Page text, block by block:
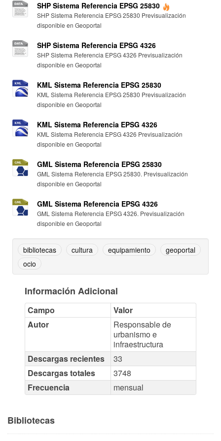
SHP Sistema Referencia EPSG 25830
SHP Sistema Referencia EPSG 25830 Previsualización
disponible en Geoportal
SHP Sistema Referencia EPSG 4326
SHP Sistema Referencia EPSG 4326 Previsualización
disponible en Geoportal
KML Sistema Referencia EPSG 25830
KML Sistema Referencia EPSG 25830 Previsualización
disponible en Geoportal
KML Sistema Referencia EPSG 4326
KML Sistema Referencia EPSG 4326 Previsualización
disponible en Geoportal
GML Sistema Referencia EPSG 25830
GML Sistema Referencia EPSG 25830. Previsualización
disponible en Geoportal
GML Sistema Referencia EPSG 4326
GML Sistema Referencia EPSG 4326. Previsualización
disponible en Geoportal
bibliotecas cultura equipamiento
geoportal
ocio
Información Adicional
Campo
Valor
Autor
Responsable de
urbanismo e
infraestructura
Descargas recientes
33
Descargas totales
3748
Frecuencia
mensual
Bibliotecas